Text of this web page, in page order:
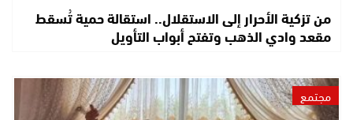
من تزكية الأحرار إلى الاستقلال.. استقالة حمية تُسقط
مقعد وادي الذهب وتفتح أبواب التأويل
مجتمع